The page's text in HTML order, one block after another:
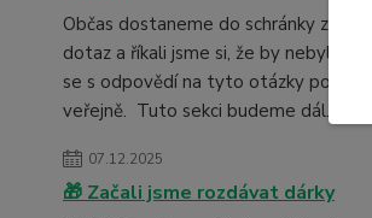
Občas dostaneme do schránky
dotaz a říkali jsme si, že by nebylo
se s odpovědí na tyto otázky podělit
veřejně. Tuto sekci budeme dál...
07.12.2025
🎁 Začali jsme rozdávat dárky